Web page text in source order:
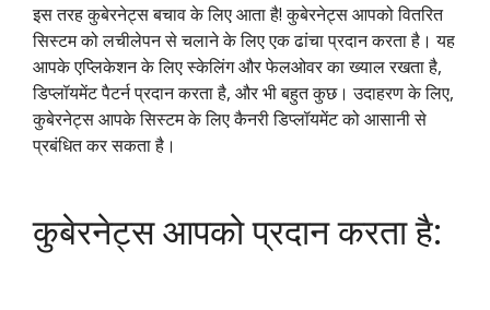
इस तरह कुबेरनेट्स बचाव के लिए आता है! कुबेरनेट्स आपको वितरित
सिस्टम को लचीलेपन से चलाने के लिए एक ढांचा प्रदान करता है। यह
आपके एप्लिकेशन के लिए स्केलिंग और फेलओवर का ख्याल रखता है,
डिप्लॉयमेंट पैटर्न प्रदान करता है, और भी बहुत कुछ। उदाहरण के लिए,
कुबेरनेट्स आपके सिस्टम के लिए कैनरी डिप्लॉयमेंट को आसानी से
प्रबंधित कर सकता है।
कुबेरनेट्स आपको प्रदान करता है: